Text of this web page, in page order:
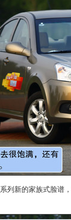
系列新的家族式脸谱，